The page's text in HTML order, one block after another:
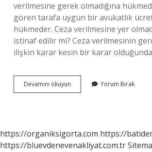
verilmesine gerek olmadığına
gören tarafa uygun bir avukatlık
hükmeder. Ceza verilmesine yer
istinaf edilir mi? Ceza verilmesinin
ilişkin karar kesin bir karar
Devamını okuyun
Verilmesine
Ücreti
Çıkar
Yorum Bırak
https://organiksigorta.com https://
https://bluevdenevenakliyat.com.tr